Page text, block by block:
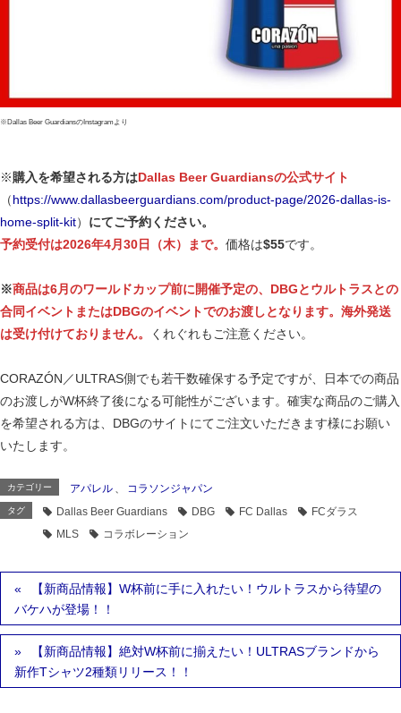
※Dallas Beer GuardiansのInstagramより
※ 購入を希望される方はDallas Beer Guardiansの公式サイト
（https://www.dallasbeerguardians.com/product-page/2026-dallas-is-
home-split-kit） にてご予約ください。
予約受付は2026年4月30日（木）まで。 価格は$55です。
※商品は6月のワールドカップ前に開催予定の、DBGとウルトラスとの
合同イベントまたはDBGのイベントでのお渡しとなります。海外発送
は受け付けておりません。
くれぐれもご注意ください。
CORAZÓN／ULTRAS側でも若干数確保する予定ですが、日本での商品
のお渡しがW杯終了後になる可能性がございます。確実な商品のご購入
を希望される方は、DBGのサイトにてご注文いただきます様にお願い
いたします。
カテゴリー アパレル 、 コラソンジャパン
タグ Dallas Beer Guardians DBG FC Dallas
FCダラス
MLS
コラボレーション
【新商品情報】W杯前に手に入れたい！ウルトラスから待望の
バケハが登場！！
【新商品情報】絶対W杯前に揃えたい！ULTRASブランドから
新作Tシャツ2種類リリース！！